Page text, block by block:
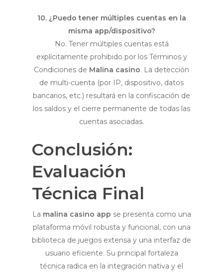
10. ¿Puedo tener múltiples cuentas en la
misma app/dispositivo?
No. Tener múltiples cuentas está
explícitamente prohibido por los Términos y
Condiciones de Malina casino. La detección
de multi-cuenta (por IP, dispositivo, datos
bancarios, etc.) resultará en la confiscación de
los saldos y el cierre permanente de todas las
cuentas asociadas.
Conclusión:
Evaluación
Técnica Final
La malina casino app se presenta como una
plataforma móvil robusta y funcional, con una
biblioteca de juegos extensa y una interfaz de
usuario eficiente. Su principal fortaleza
técnica radica en la integración nativa y el